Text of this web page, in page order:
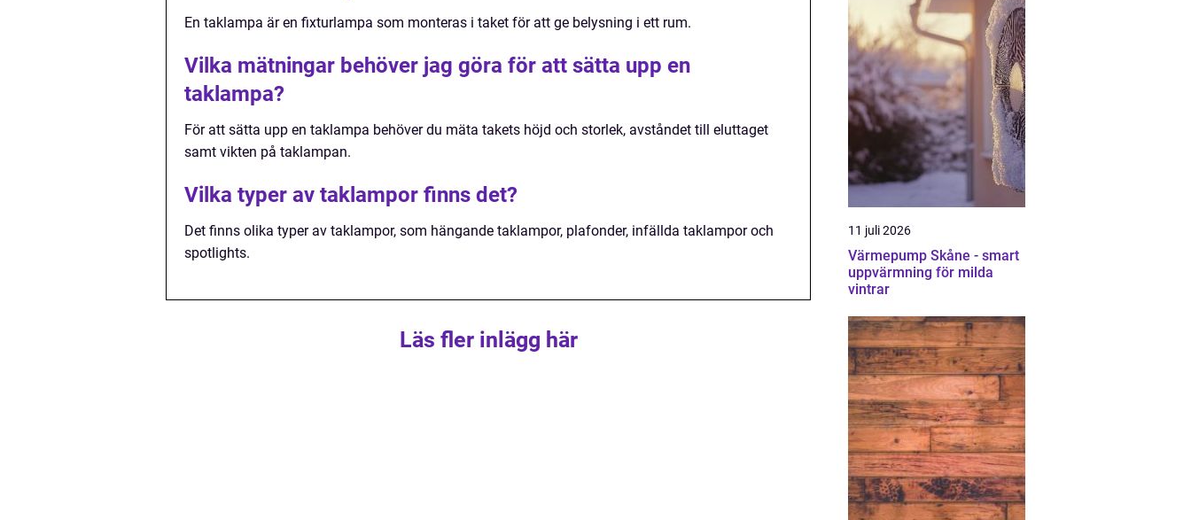
En taklampa är en fixturlampa som monteras i taket för att ge belysning i ett rum.
Vilka mätningar behöver jag göra för att sätta upp en
taklampa?
För att sätta upp en taklampa behöver du mäta takets höjd och storlek, avståndet till eluttaget
samt vikten på taklampan.
Vilka typer av taklampor finns det?
Det finns olika typer av taklampor, som hängande taklampor, plafonder, infällda taklampor och
spotlights.
Läs fler inlägg här
11 juli 2026
Värmepump Skåne - smart
uppvärmning för milda
vintrar